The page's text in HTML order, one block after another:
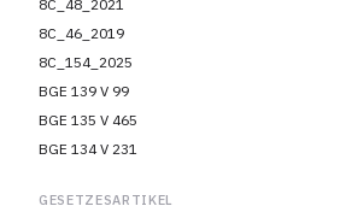
8C_48_2021
8C_46_2019
8C_154_2025
BGE 139 V 99
BGE 135 V 465
BGE 134 V 231
GESETZESARTIKEL